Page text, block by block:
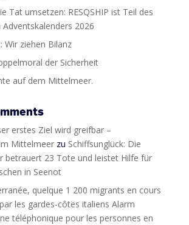
Tat umsetzen: RESQSHIP ist Teil des
2026
Wir ziehen Bilanz
der Sicherheit
auf dem Mittelmeer.
erstes Ziel wird greifbar –
Mittelmeerzu Schiffsunglück: Die
betrauert 23 Tote und leistet Hilfe für
in Seenot
quelque 1 200 migrants en cours
les gardes-côtes italiens Alarm
téléphonique pour les personnes en